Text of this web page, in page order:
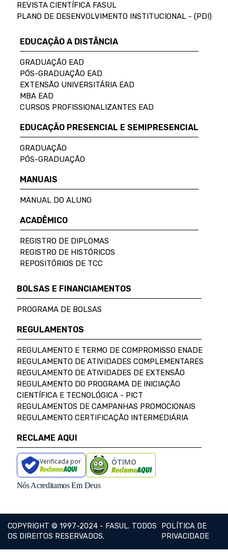
REVISTA CIENTÍFICA FASUL
PLANO DE DESENVOLVIMENTO INSTITUCIONAL - (PDI)
EDUCAÇÃO A DISTÂNCIA
GRADUAÇÃO EAD
PÓS-GRADUAÇÃO EAD
EXTENSÃO UNIVERSITÁRIA EAD
MBA EAD
CURSOS PROFISSIONALIZANTES EAD
EDUCAÇÃO PRESENCIAL E SEMIPRESENCIAL
GRADUAÇÃO
PÓS-GRADUAÇÃO
MANUAIS
MANUAL DO ALUNO
ACADÊMICO
REGISTRO DE DIPLOMAS
REGISTRO DE HISTÓRICOS
REPOSITÓRIOS DE TCC
BOLSAS E FINANCIAMENTOS
PROGRAMA DE BOLSAS
REGULAMENTOS
REGULAMENTO E TERMO DE COMPROMISSO ENADE
REGULAMENTO DE ATIVIDADES COMPLEMENTARES
REGULAMENTO DE ATIVIDADES DE EXTENSÃO
REGULAMENTO DO PROGRAMA DE INICIAÇÃO
CIENTÍFICA E TECNOLÓGICA - PICT
REGULAMENTOS DE CAMPANHAS PROMOCIONAIS
REGULAMENTO CERTIFICAÇÃO INTERMEDIÁRIA
RECLAME AQUI
Verificada por ÓTIMO
Nós Acreditamos Em Deus
COPYRIGHT © 1997-2024 - FASUL. TODOS
OS DIREITOS RESERVADOS.
POLÍTICA DE
PRIVACIDADE